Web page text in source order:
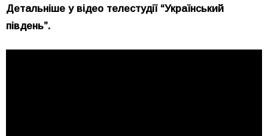
Детальніше у відео телестудії “Український
південь”.